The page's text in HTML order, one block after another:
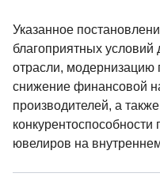
Указанное
благоприятных
отрасли, модернизацию
снижение финансовой
производителей, а
ювелиров на